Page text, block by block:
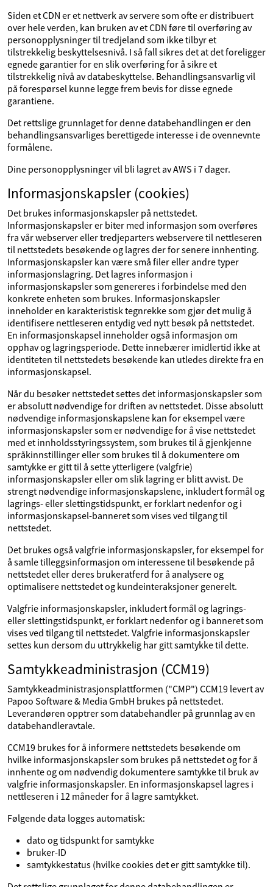
Siden et CDN er et nettverk av servere som ofte er distribuert
over hele verden, kan bruken av et CDN føre til overføring av
personopplysninger til tredjeland som ikke tilbyr et
tilstrekkelig beskyttelsesnivå. I så fall sikres det at det foreligger
egnede garantier for en slik overføring for å sikre et
tilstrekkelig nivå av databeskyttelse. Behandlingsansvarlig vil
på forespørsel kunne legge frem bevis for disse egnede
garantiene.
Det rettslige grunnlaget for denne databehandlingen er den
behandlingsansvarliges berettigede interesse i de ovennevnte
formålene.
Dine personopplysninger vil bli lagret av AWS i 7 dager.
Informasjonskapsler (cookies)
Det brukes informasjonskapsler på nettstedet.
Informasjonskapsler er biter med informasjon som overføres
fra vår webserver eller tredjeparters webservere til nettleseren
til nettstedets besøkende og lagres der for senere innhenting.
Informasjonskapsler kan være små filer eller andre typer
informasjonslagring. Det lagres informasjon i
informasjonskapsler som genereres i forbindelse med den
konkrete enheten som brukes. Informasjonskapsler
inneholder en karakteristisk tegnrekke som gjør det mulig å
identifisere nettleseren entydig ved nytt besøk på nettstedet.
En informasjonskapsel inneholder også informasjon om
opphav og lagringsperiode. Dette innebærer imidlertid ikke at
identiteten til nettstedets besøkende kan utledes direkte fra en
informasjonskapsel.
Når du besøker nettstedet settes det informasjonskapsler som
er absolutt nødvendige for driften av nettstedet. Disse absolutt
nødvendige informasjonskapslene kan for eksempel være
informasjonskapsler som er nødvendige for å vise nettstedet
med et innholdsstyringssystem, som brukes til å gjenkjenne
språkinnstillinger eller som brukes til å dokumentere om
samtykke er gitt til å sette ytterligere (valgfrie)
informasjonskapsler eller om slik lagring er blitt avvist. De
strengt nødvendige informasjonskapslene, inkludert formål og
lagrings- eller slettingstidspunkt, er forklart nedenfor og i
informasjonskapsel-banneret som vises ved tilgang til
nettstedet.
Det brukes også valgfrie informasjonskapsler, for eksempel for
å samle tilleggsinformasjon om interessene til besøkende på
nettstedet eller deres brukeratferd for å analysere og
optimalisere nettstedet og kundeinteraksjoner generelt.
Valgfrie informasjonskapsler, inkludert formål og lagrings-
eller slettingstidspunkt, er forklart nedenfor og i banneret som
vises ved tilgang til nettstedet. Valgfrie informasjonskapsler
settes kun dersom du uttrykkelig har gitt samtykke til dette.
Samtykkeadministrasjon (CCM19)
Samtykkeadministrasjonsplattformen ("CMP") CCM19 levert av
Papoo Software & Media GmbH brukes på nettstedet.
Leverandøren opptrer som databehandler på grunnlag av en
databehandleravtale.
CCM19 brukes for å informere nettstedets besøkende om
hvilke informasjonskapsler som brukes på nettstedet og for å
innhente og om nødvendig dokumentere samtykke til bruk av
valgfrie informasjonskapsler. En informasjonskapsel lagres i
nettleseren i 12 måneder for å lagre samtykket.
Følgende data logges automatisk:
dato og tidspunkt for samtykke
bruker-ID
samtykkestatus (hvilke cookies det er gitt samtykke til).